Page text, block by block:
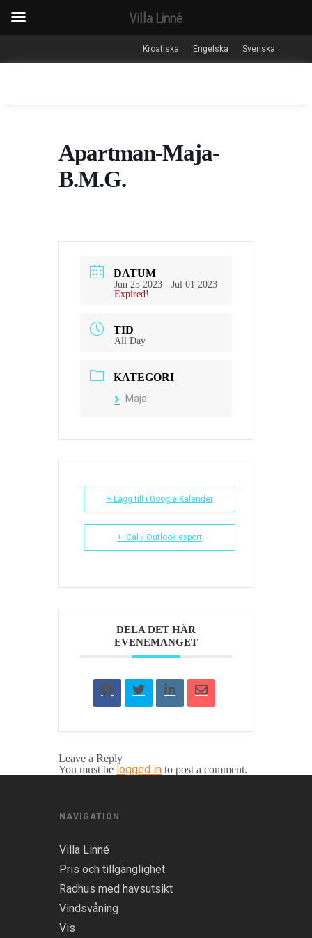
Kroatiska Engelska Svenska
Apartman-Maja-
B.M.G.
DATUM
Jun 25 2023 - Jul 01 2023
Expired!
TID
All Day
KATEGORI
Maja
+ Lägg till i Google Kalender
+ iCal / Outlook export
DELA DET HÄR
EVENEMANGET
Leave a Reply
You must be logged in to post a comment.
NAVIGATION
Villa Linné
Pris och tillgänglighet
Radhus med havsutsikt
Vindsvåning
Vis
Villa Linné